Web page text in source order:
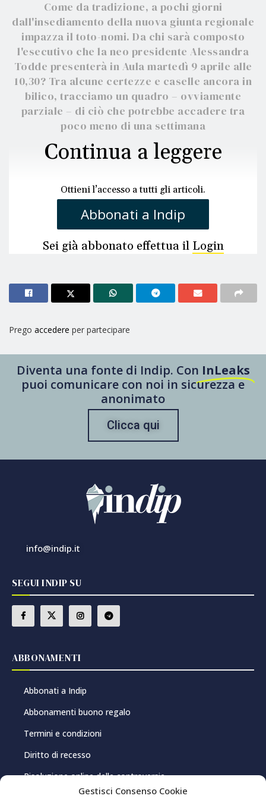
Gestisci Consenso Cookie
Come da tradizione, a pochi giorni
dall'insediamento della nuova giunta regionale
impazza il toto-nomi. Da chi sarà composto
l'esecutivo che la neo presidente Alessandra
Todde presenterà in Aula martedì 9 aprile alle
10,30? Tra alcune certezze e caselle ancora in
bilico, tracciamo un quadro – ovviamente
parziale – di ciò che potrebbe accadere tra
poco meno di una settimana
Continua a leggere
Ottieni l’accesso a tutti gli articoli.
Abbonati a Indip
Sei già abbonato effettua il Login
Prego accedere per partecipare
Diventa una fonte di Indip. Con InLeaks
puoi comunicare con noi in sicurezza e
anonimato
Clicca qui
info@indip.it
SEGUI INDIP SU
ABBONAMENTI
Abbonati a Indip
Abbonamenti buono regalo
Termini e condizioni
Diritto di recesso
Risoluzione online delle controversie